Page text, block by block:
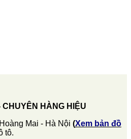
HÀNG HIỆU
Mai - Hà Nội (Xem bản đồ
tô.